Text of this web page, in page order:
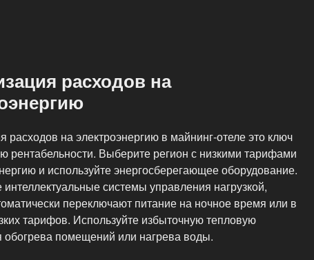
расходов на
расходов на электроэнергию в майнинг-отеле это ключ
рентабельности. Выберите регион с низкими тарифами
и используйте энергосберегающее оборудование.
системы управления нагрузкой,
переключают питание на ночное время или в
тарифов. Используйте избыточную тепловую
обогрева помещений или нагрева воды.